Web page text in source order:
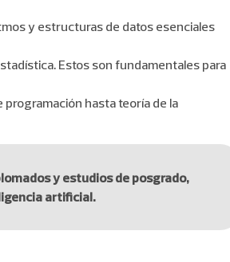
y estructuras de datos esenciales
Estos son fundamentales para
programación hasta teoría de la
y estudios de posgrado,
artificial.